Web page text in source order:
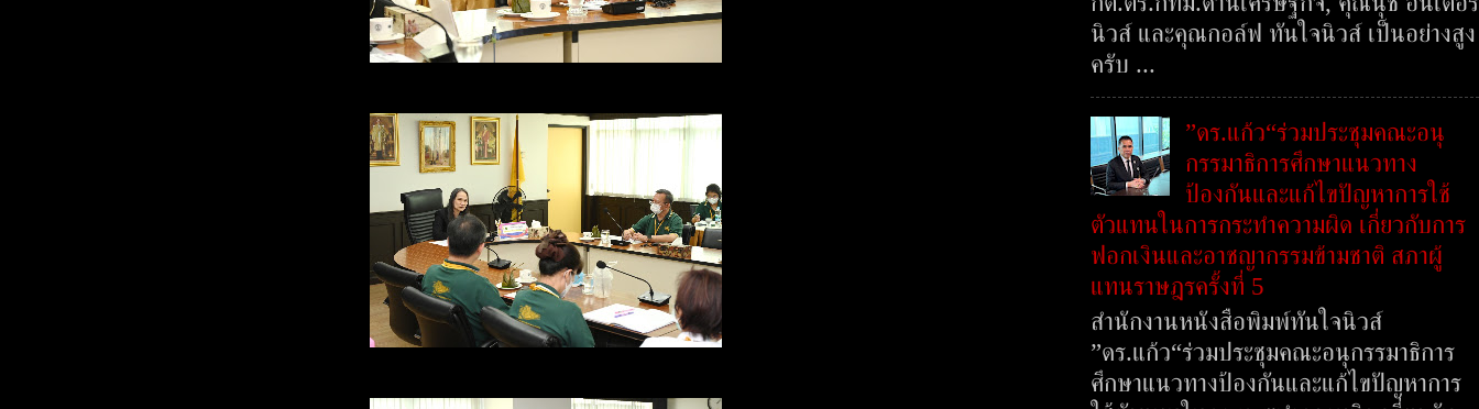
นิวส์ และคุณกอล์ฟ ทันใจนิวส์ เป็นอย่างสูง
ครับ ...
”ดร.แก้ว“ร่วมประชุมคณะอนุ
กรรมาธิการศึกษาแนวทาง
ป้องกันและแก้ไขปัญหาการใช้
ตัวแทนในการกระทำความผิด เกี่ยวกับการ
ฟอกเงินและอาชญากรรมข้ามชาติ สภาผู้
แทนราษฎรครั้งที่ 5
สำนักงานหนังสือพิมพ์ทันใจนิวส์
”ดร.แก้ว“ร่วมประชุมคณะอนุกรรมาธิการ
ศึกษาแนวทางป้องกันและแก้ไขปัญหาการ